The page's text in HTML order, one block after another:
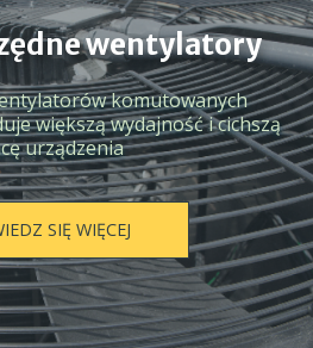
wentylatory
komutowanych
większą wydajność i cichszą
urządzenia
SIĘ WIĘCEJ